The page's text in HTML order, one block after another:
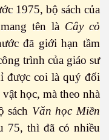
1975, bộ sách của
tên là Cây cỏ
đã giới hạn tầm
trình của giáo sư
được coi là quý đối
học, mà theo nhà
sách Văn học Miền
75, thì đã có nhiều